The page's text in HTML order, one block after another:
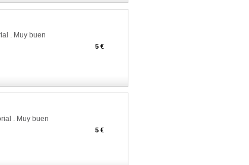
. Muy buen
5 €
. Muy buen
5 €